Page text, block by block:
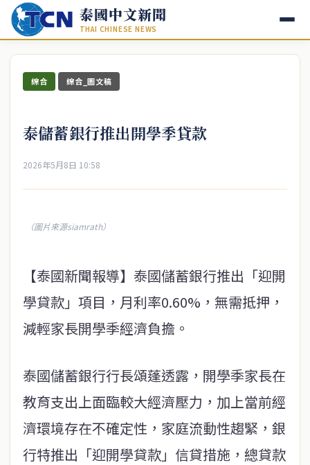
泰國中文新聞
THAI CHINESE NEWS
綜合 綜合_圖文稿
泰儲蓄銀行推出開學季貸款
2026年5月8日 10:58
（圖片來源siamrath）
【泰國新聞報導】泰國儲蓄銀行推出「迎開
學貸款」項目，月利率0.60%，無需抵押，
減輕家長開學季經濟負擔。
泰國儲蓄銀行行長頌蓬透露，開學季家長在
教育支出上面臨較大經濟壓力，加上當前經
濟環境存在不確定性，家庭流動性趨緊，銀
行特推出「迎開學貸款」信貸措施，總貸款